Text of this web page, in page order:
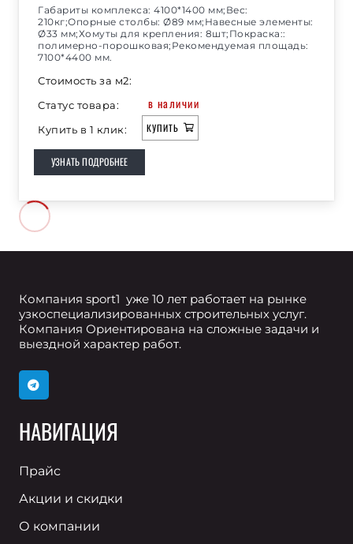
Габариты комплекса: 4100*1400 мм;Вес:
210кг;Опорные столбы: Ø89 мм;Навесные элементы:
Ø33 мм;Хомуты для крепления: 8шт;Покраска::
полимерно-порошковая;Рекомендуемая площадь:
7100*4400 мм.
Стоимость за м2:
Статус товара:
в наличии
Купить в 1 клик: КУПИТЬ
УЗНАТЬ ПОДРОБНЕЕ
Компания sport1 уже 10 лет работает на рынке
узкоспециализированных строительных услуг.
Компания Ориентирована на сложные задачи и
выездной характер работ.
НАВИГАЦИЯ
Прайс
Акции и скидки
О компании